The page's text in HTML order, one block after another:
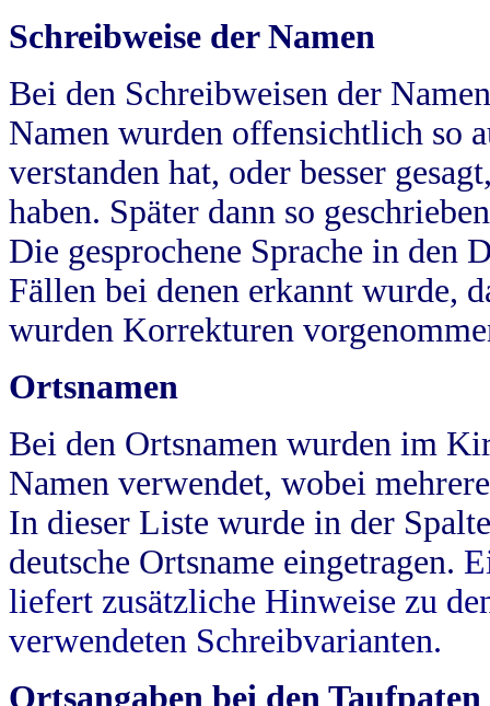
Schreibweise der Namen
Bei den Schreibweisen der
Namen wurden offensichtlich so
verstanden hat, oder besser
haben. Später dann so
Die gesprochene Sprache in
Fällen bei denen erkannt wurde,
wurden Korrekturen
Ortsnamen
Bei den Ortsnamen wurden im
Namen verwendet, wobei
In dieser Liste wurde in der
deutsche Ortsname eingetragen.
liefert zusätzliche Hinweise zu
verwendeten Schreibvarianten.
Ortsangaben bei den Taufpaten